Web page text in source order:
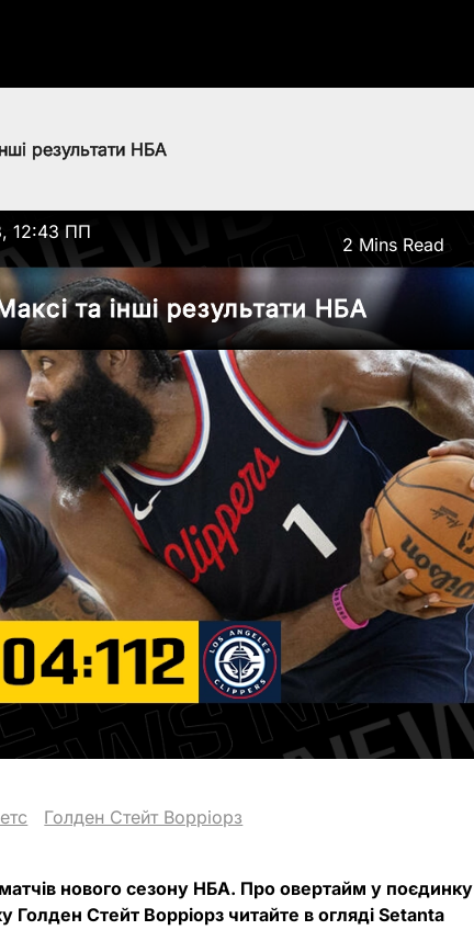
результати НБА
12:43 ПП
2 Mins Read
та інші результати НБА
Голден Стейт Ворріорз
нового сезону НБА. Про овертайм у поєдинку
Голден Стейт Ворріорз читайте в огляді Setanta